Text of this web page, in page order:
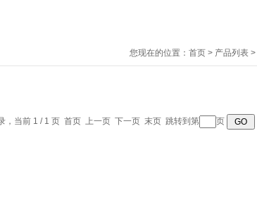
您现在的位置： 首页 > 产品列表 >
，当前 1 / 1 页 首页 上一页 下一页 末页 跳转到第 页